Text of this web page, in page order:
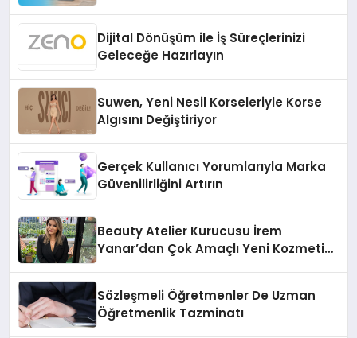
Dijital Dönüşüm ile İş Süreçlerinizi
Geleceğe Hazırlayın
Suwen, Yeni Nesil Korseleriyle Korse
Algısını Değiştiriyor
Gerçek Kullanıcı Yorumlarıyla Marka
Güvenilirliğini Artırın
Beauty Atelier Kurucusu İrem
Yanar’dan Çok Amaçlı Yeni Kozmetik
Sözleşmeli Öğretmenler De Uzman
Öğretmenlik Tazminatı